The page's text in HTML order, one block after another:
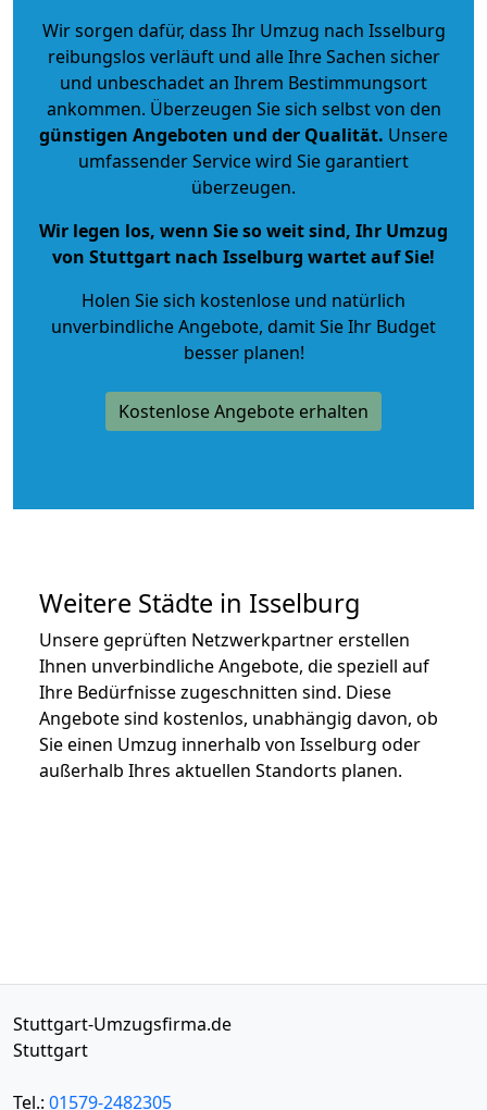
Wir sorgen dafür, dass Ihr Umzug nach Isselburg
reibungslos verläuft und alle Ihre Sachen sicher
und unbeschadet an Ihrem Bestimmungsort
ankommen. Überzeugen Sie sich selbst von den
günstigen Angeboten und der Qualität. Unsere
umfassender Service wird Sie garantiert
überzeugen.
Wir legen los, wenn Sie so weit sind, Ihr Umzug
von Stuttgart nach Isselburg wartet auf Sie!
Holen Sie sich kostenlose und natürlich
unverbindliche Angebote, damit Sie Ihr Budget
besser planen!
Kostenlose Angebote erhalten
Weitere Städte in Isselburg
Unsere geprüften Netzwerkpartner erstellen
Ihnen unverbindliche Angebote, die speziell auf
Ihre Bedürfnisse zugeschnitten sind. Diese
Angebote sind kostenlos, unabhängig davon, ob
Sie einen Umzug innerhalb von Isselburg oder
außerhalb Ihres aktuellen Standorts planen.
Stuttgart-Umzugsfirma.de
Stuttgart
Tel.: 01579-2482305